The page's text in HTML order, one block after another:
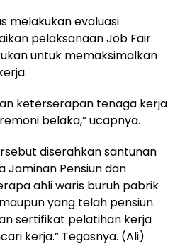
melakukan evaluasi
pelaksanaan Job Fair
untuk memaksimalkan
keterserapan tenaga kerja
belaka,” ucapnya.
diserahkan santunan
Jaminan Pensiun dan
ahli waris buruh pabrik
yang telah pensiun.
sertifikat pelatihan kerja
kerja.” Tegasnya. (Ali)